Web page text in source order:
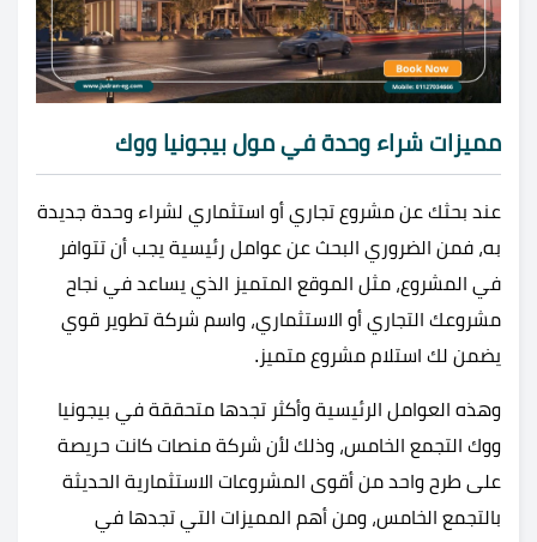
مميزات شراء وحدة في مول بيجونيا ووك
عند بحثك عن مشروع تجاري أو استثماري لشراء وحدة جديدة
به، فمن الضروري البحث عن عوامل رئيسية يجب أن تتوافر
في المشروع، مثل الموقع المتميز الذي يساعد في نجاح
مشروعك التجاري أو الاستثماري، واسم شركة تطوير قوي
يضمن لك استلام مشروع متميز.
وهذه العوامل الرئيسية وأكثر تجدها متحققة في بيجونيا
ووك التجمع الخامس، وذلك لأن شركة منصات كانت حريصة
على طرح واحد من أقوى المشروعات الاستثمارية الحديثة
بالتجمع الخامس، ومن أهم المميزات التي تجدها في